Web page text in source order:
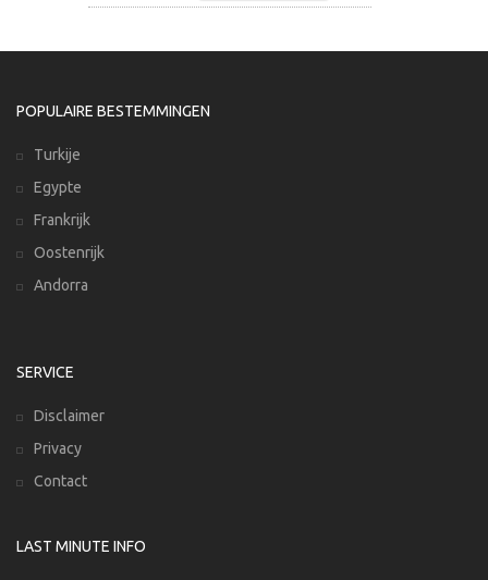
POPULAIRE BESTEMMINGEN
Turkije
Egypte
Frankrijk
Oostenrijk
Andorra
SERVICE
Disclaimer
Privacy
Contact
LAST MINUTE INFO